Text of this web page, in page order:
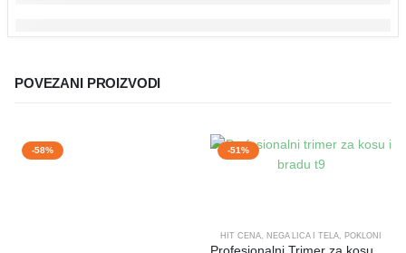
POVEZANI PROIZVODI
-58% -51%
HIT CENA, NEGA LICA I TELA, POKLONI